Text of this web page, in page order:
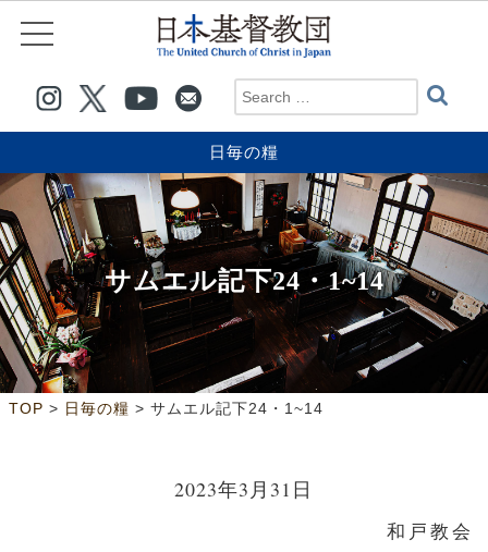
日毎の糧
サムエル記下24・1~14
TOP > 日毎の糧 > サムエル記下24・1~14
2023年3月31日
和戸教会